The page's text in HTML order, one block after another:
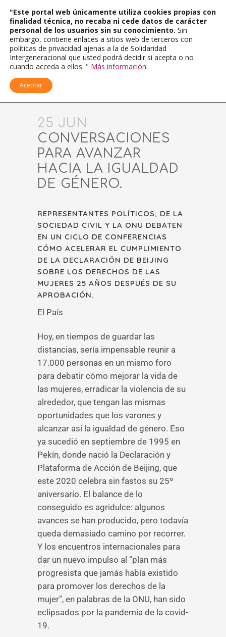
25 JUN
CONVERSACIONES
PARA AVANZAR
HACIA LA IGUALDAD
DE GÉNERO.
REPRESENTANTES POLÍTICOS, DE LA
SOCIEDAD CIVIL Y LA ONU DEBATEN
EN UN CICLO DE CONFERENCIAS
CÓMO ACELERAR EL CUMPLIMIENTO
DE LA DECLARACIÓN DE BEIJING
SOBRE LOS DERECHOS DE LAS
MUJERES 25 AÑOS DESPUÉS DE SU
APROBACIÓN.
El País
Hoy, en tiempos de guardar las
distancias, sería impensable reunir a
17.000 personas en un mismo foro
para debatir cómo mejorar la vida de
las mujeres, erradicar la violencia de su
alrededor, que tengan las mismas
oportunidades que los varones y
alcanzar así la igualdad de género. Eso
ya sucedió en septiembre de 1995 en
Pekín, donde nació la Declaración y
Plataforma de Acción de Beijing, que
este 2020 celebra sin fastos su 25º
aniversario. El balance de lo
conseguido es agridulce: algunos
avances se han producido, pero todavía
queda demasiado camino por recorrer.
Y los encuentros internacionales para
dar un nuevo impulso al “plan más
progresista que jamás había existido
para promover los derechos de la
mujer”, en palabras de la ONU, han sido
eclipsados por la pandemia de la covid-
19.
"Este portal web únicamente utiliza cookies propias con
finalidad técnica, no recaba ni cede datos de carácter
personal de los usuarios sin su conocimiento. Sin
embargo, contiene enlaces a sitios web de terceros con
políticas de privacidad ajenas a la de Solidaridad
Intergeneracional que usted podrá decidir si acepta o no
cuando acceda a ellos. " Más información
Aceptar